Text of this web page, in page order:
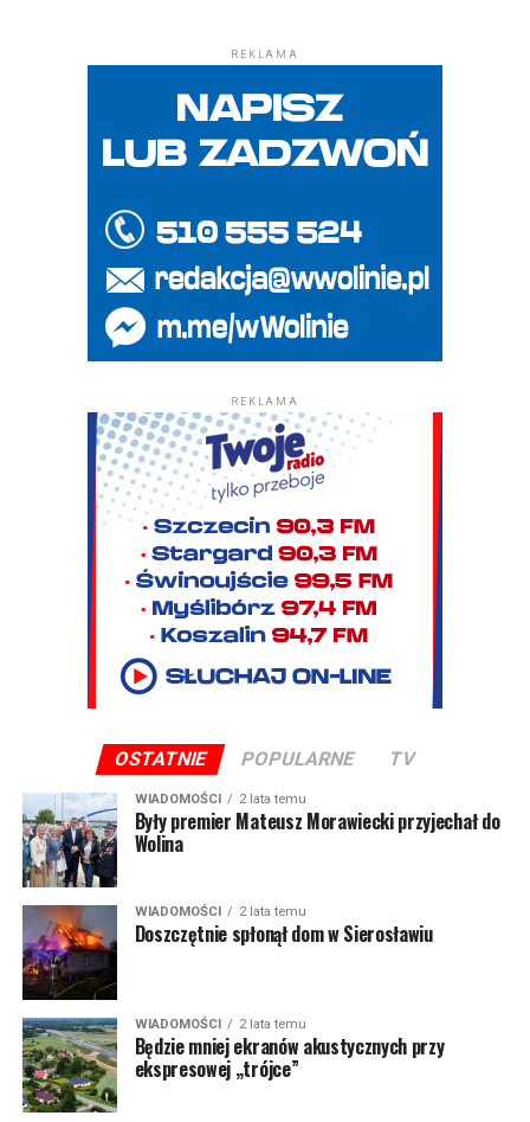
REKLAMA
REKLAMA
OSTATNIE POPULARNE TV
WIADOMOŚCI 2 lata temu
Były premier Mateusz Morawiecki przyjechał do
Wolina
WIADOMOŚCI 2 lata temu
Doszczętnie spłonął dom w Sierosławiu
WIADOMOŚCI 2 lata temu
Będzie mniej ekranów akustycznych przy
ekspresowej „trójce”